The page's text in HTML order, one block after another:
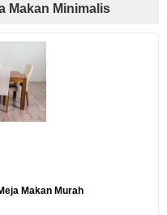
Makan Minimalis
Makan Murah